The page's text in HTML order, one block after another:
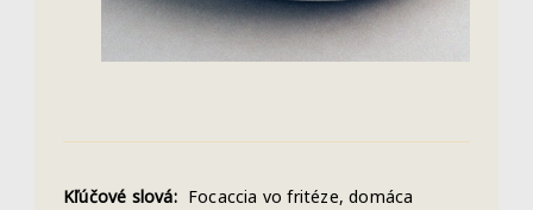
Kľúčové slová: Focaccia vo fritéze, domáca